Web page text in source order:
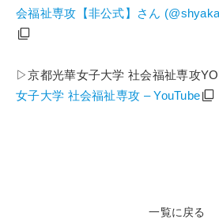
会福祉専攻【非公式】さん
▷京都光華女子大学 社会福祉専攻
女子大学 社会福祉専攻 – YouTube
一覧に戻る